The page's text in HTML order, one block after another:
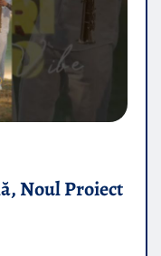
Noul Proiect